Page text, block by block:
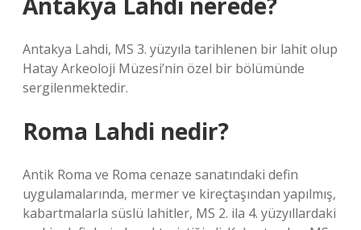
Antakya Lahdi, MS 3. yüzyıla tarihlenen bir lahit olup
Hatay Arkeoloji Müzesi’nin özel bir bölümünde
sergilenmektedir.
Roma Lahdi nedir?
Antik Roma ve Roma cenaze sanatındaki defin
uygulamalarında, mermer ve kireçtaşından yapılmış,
kabartmalarla süslü lahitler, MS 2. ila 4. yüzyıllardaki